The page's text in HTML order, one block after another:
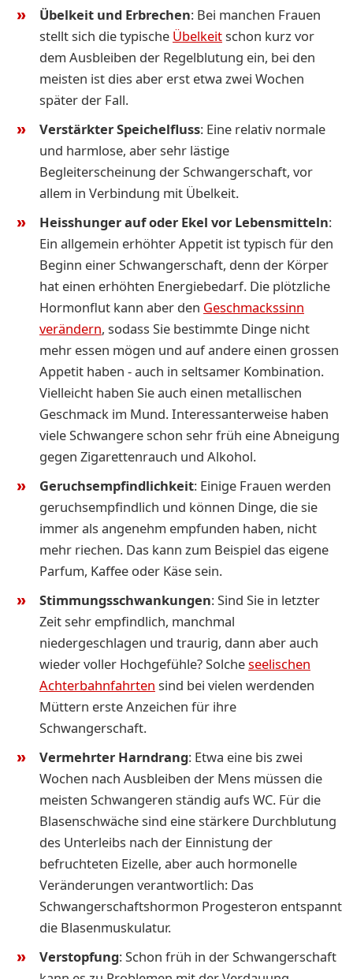
Übelkeit und Erbrechen: Bei manchen Frauen
stellt sich die typische Übelkeitschon kurz vor
dem Ausbleiben der Regelblutung ein, bei den
meisten ist dies aber erst etwa zwei Wochen
später der Fall.
Verstärkter Speichelfluss: Eine relativ normale
und harmlose, aber sehr lästige
Begleiterscheinung der Schwangerschaft, vor
allem in Verbindung mit Übelkeit.
Heisshunger auf oder Ekel vor Lebensmitteln:
Ein allgemein erhöhter Appetit ist typisch für den
Beginn einer Schwangerschaft, denn der Körper
hat einen erhöhten Energiebedarf. Die plötzliche
Hormonflut kann aber den Geschmackssinn
verändern, sodass Sie bestimmte Dinge nicht
mehr essen mögen und auf andere einen grossen
Appetit haben - auch in seltsamer Kombination.
Vielleicht haben Sie auch einen metallischen
Geschmack im Mund. Interessanterweise haben
viele Schwangere schon sehr früh eine Abneigung
gegen Zigarettenrauch und Alkohol.
Geruchsempfindlichkeit: Einige Frauen werden
geruchsempfindlich und können Dinge, die sie
immer als angenehm empfunden haben, nicht
mehr riechen. Das kann zum Beispiel das eigene
Parfum, Kaffee oder Käse sein.
Stimmungsschwankungen: Sind Sie in letzter
Zeit sehr empfindlich, manchmal
niedergeschlagen und traurig, dann aber auch
wieder voller Hochgefühle? Solcheseelischen
Achterbahnfahrten sind bei vielen werdenden
Müttern erste Anzeichen für ihre
Schwangerschaft.
Vermehrter Harndrang: Etwa eine bis zwei
Wochen nach Ausbleiben der Mens müssen die
meisten Schwangeren ständig aufs WC. Für die
Blasenschwäche sind eine stärkere Durchblutung
des Unterleibs nach der Einnistung der
befruchteten Eizelle, aber auch hormonelle
Veränderungen verantwortlich: Das
Schwangerschaftshormon Progesteron entspannt
die Blasenmuskulatur.
Verstopfung: Schon früh in der Schwangerschaft